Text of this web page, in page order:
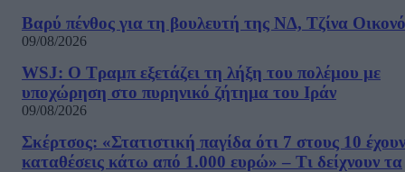
Βαρύ πένθος για τη βουλευτή της ΝΔ, Τζίνα
09/08/2026
WSJ: Ο Τραμπ εξετάζει τη λήξη του πολέμου με
υποχώρηση στο πυρηνικό ζήτημα του Ιράν
09/08/2026
Σκέρτσος: «Στατιστική παγίδα ότι 7 στους 10 έχουν
καταθέσεις κάτω από 1.000 ευρώ» – Τι δείχνουν τα